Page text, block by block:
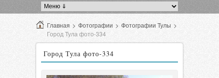
Главная > Фотографии > Фотографии Тулы >
Город Тула фото-334
Город Тула фото-334